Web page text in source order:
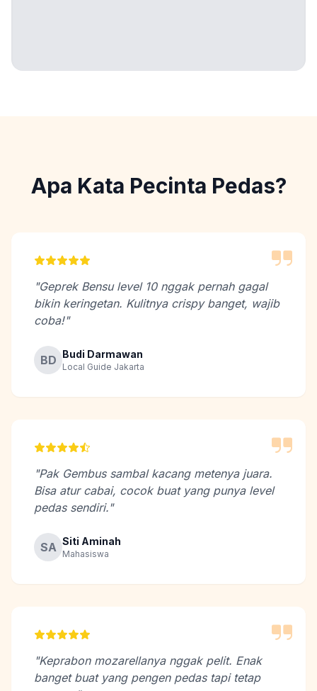
Apa Kata Pecinta Pedas?
"Geprek Bensu level 10 nggak pernah gagal
bikin keringetan. Kulitnya crispy banget, wajib
coba!"
BD Budi Darmawan
Local Guide Jakarta
"Pak Gembus sambal kacang metenya juara.
Bisa atur cabai, cocok buat yang punya level
pedas sendiri."
SA Siti Aminah
Mahasiswa
"Keprabon mozarellanya nggak pelit. Enak
banget buat yang pengen pedas tapi tetap